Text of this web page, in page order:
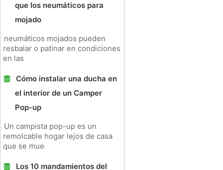
que los neumáticos para
mojado
neumáticos mojados pueden
resbalar o patinar en condiciones
en las
Cómo instalar una ducha en
el interior de un Camper
Pop-up
Un campista pop-up es un
remolcable hogar lejos de casa
que se mue
Los 10 mandamientos del